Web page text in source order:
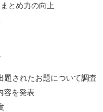
とめ力の向上
題されたお題について調査
容を発表